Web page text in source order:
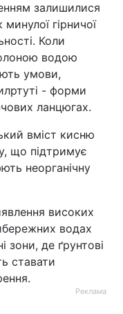
залишилися
минулої гірничої
Коли
водою
умови,
- форми
ланцюгах.
вміст кисню
що підтримує
неорганічну
високих
водах
зони, де ґрунтові
ставати
Реклама